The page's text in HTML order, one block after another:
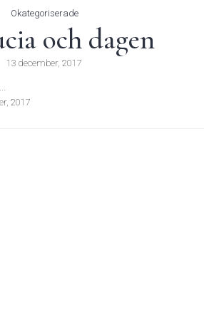
Okategoriserade
och dagen
13 december, 2017
2017